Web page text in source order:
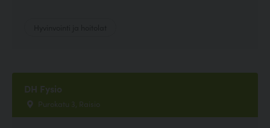
DH Fysio
Purokatu 3, Raisio